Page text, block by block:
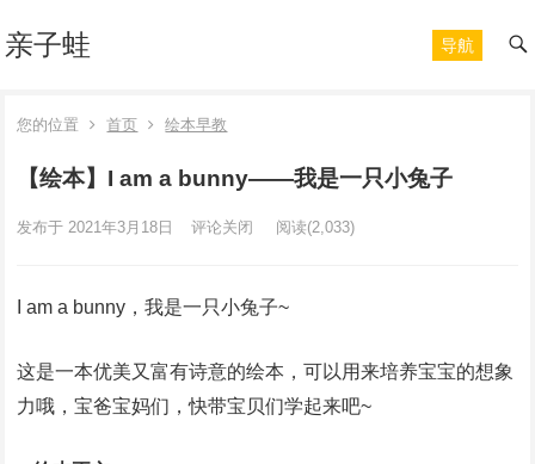
亲子蛙 导航
您的位置 首页 绘本早教
【绘本】I am a bunny——我是一只小兔子
发布于 2021年3月18日 评论关闭 阅读(2,033)
I am a bunny，我是一只小兔子~
这是一本优美又富有诗意的绘本，可以用来培养宝宝的想象
力哦，宝爸宝妈们，快带宝贝们学起来吧~